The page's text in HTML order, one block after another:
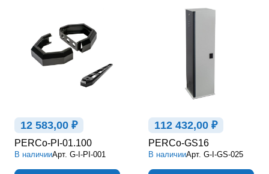
12 583,00 ₽
PERCo-PI-01.100
В наличииАрт. G-I-PI-001
112 432,00 ₽
PERCo-GS16
В наличииАрт. G-I-GS-025